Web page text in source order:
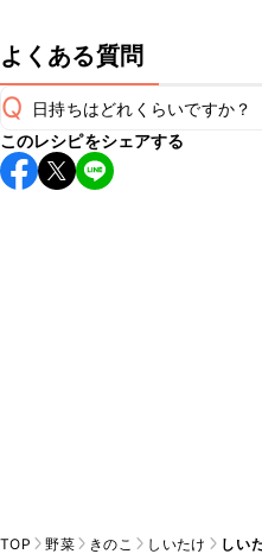
よくある質問
Q 日持ちはどれくらいですか？
保存期間は冷蔵で翌日中が目
し上がりください。
このレシピをシェアする
TOP 野菜 きのこ しいたけ しい